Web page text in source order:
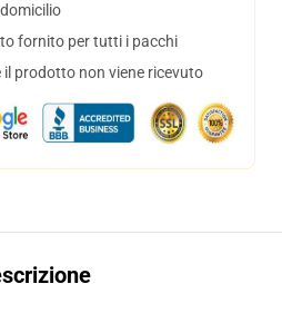
fornito per tutti i pacchi
il prodotto non viene ricevuto